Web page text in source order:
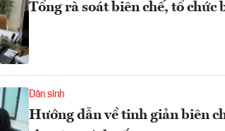
Tổng rà soát biên chế, tổ chức
Dân sinh
Hướng dẫn về tinh giản biên